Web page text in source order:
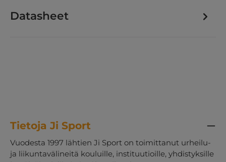
Datasheet
Tietoja Ji Sport
Vuodesta 1997 lähtien Ji Sport on toimittanut urheilu-
ja liikuntavälineitä kouluille, instituutioille, yhdistyksille